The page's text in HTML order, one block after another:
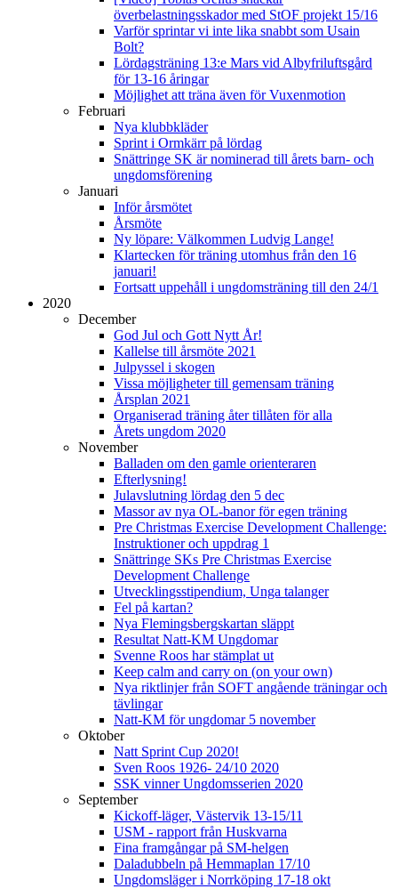
överbelastningsskador med StOF projekt 15/16
Varför sprintar vi inte lika snabbt som Usain
Bolt?
Lördagsträning 13:e Mars vid Albyfriluftsgård
för 13-16 åringar
Möjlighet att träna även för Vuxenmotion
Februari
Nya klubbkläder
Sprint i Ormkärr på lördag
Snättringe SK är nominerad till årets barn- och
ungdomsförening
Januari
Inför årsmötet
Årsmöte
Ny löpare: Välkommen Ludvig Lange!
Klartecken för träning utomhus från den 16
januari!
Fortsatt uppehåll i ungdomsträning till den 24/1
2020
December
God Jul och Gott Nytt År!
Kallelse till årsmöte 2021
Julpyssel i skogen
Vissa möjligheter till gemensam träning
Årsplan 2021
Organiserad träning åter tillåten för alla
Årets ungdom 2020
November
Balladen om den gamle orienteraren
Efterlysning!
Julavslutning lördag den 5 dec
Massor av nya OL-banor för egen träning
Pre Christmas Exercise Development Challenge:
Instruktioner och uppdrag 1
Snättringe SKs Pre Christmas Exercise
Development Challenge
Utvecklingsstipendium, Unga talanger
Fel på kartan?
Nya Flemingsbergskartan släppt
Resultat Natt-KM Ungdomar
Svenne Roos har stämplat ut
Keep calm and carry on (on your own)
Nya riktlinjer från SOFT angående träningar och
tävlingar
Natt-KM för ungdomar 5 november
Oktober
Natt Sprint Cup 2020!
Sven Roos 1926- 24/10 2020
SSK vinner Ungdomsserien 2020
September
Kickoff-läger, Västervik 13-15/11
USM - rapport från Huskvarna
Fina framgångar på SM-helgen
Daladubbeln på Hemmaplan 17/10
Ungdomsläger i Norrköping 17-18 okt